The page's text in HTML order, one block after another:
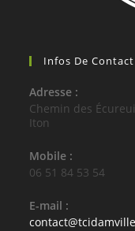
Infos De Contact
Adresse :
Chemin des
Iton
Mobile :
06 51 84 53 54
E-mail :